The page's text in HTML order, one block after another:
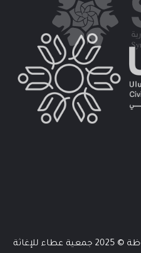
جميع الحقوق محفوظة © 2025 جمعية عطاء للإغاثة